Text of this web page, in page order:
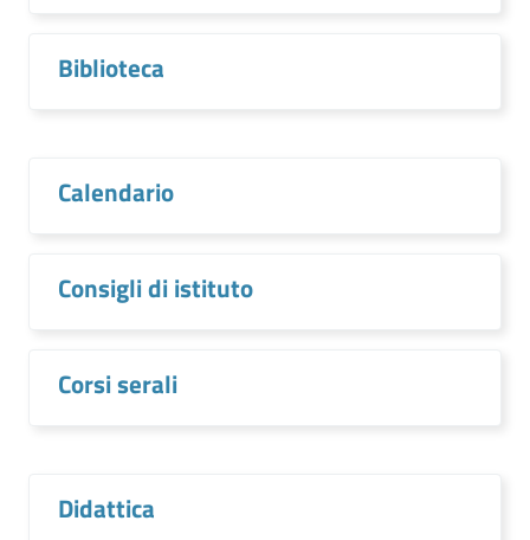
Biblioteca
Calendario
Consigli di istituto
Corsi serali
Didattica